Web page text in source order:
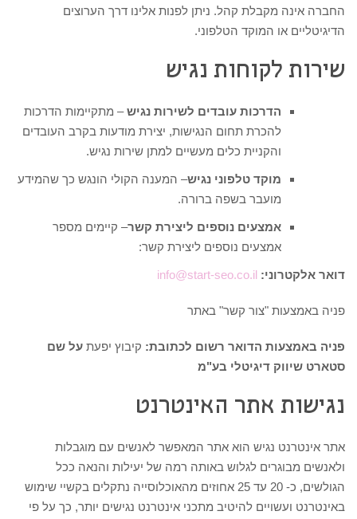
החברה אינה מקבלת קהל. ניתן לפנות אלינו דרך הערוצים
הדיגיטליים או המוקד הטלפוני.
שירות לקוחות נגיש
הדרכות עובדים לשירות נגיש– מתקיימות הדרכות
להכרת תחום הנגישות, יצירת מודעות בקרב העובדים
והקניית כלים מעשיים למתן שירות נגיש.
מוקד טלפוני נגיש– המענה הקולי הונגש כך שהמידע
מועבר בשפה ברורה.
אמצעים נוספים ליצירת קשר– קיימים מספר
אמצעים נוספים ליצירת קשר:
דואר אלקטרוני: info@start-seo.co.il
פניה באמצעות "צור קשר" באתר
פניה באמצעות הדואר רשום לכתובת: קיבוץ יפעת על שם
סטארט שיווק דיגיטלי בע"מ
נגישות אתר האינטרנט
אתר אינטרנט נגיש הוא אתר המאפשר לאנשים עם מוגבלות
ולאנשים מבוגרים לגלוש באותה רמה של יעילות והנאה ככל
הגולשים, כ- 20 עד 25 אחוזים מהאוכלוסייה נתקלים בקשיי שימוש
באינטרנט ועשויים להיטיב מתכני אינטרנט נגישים יותר, כך על פי